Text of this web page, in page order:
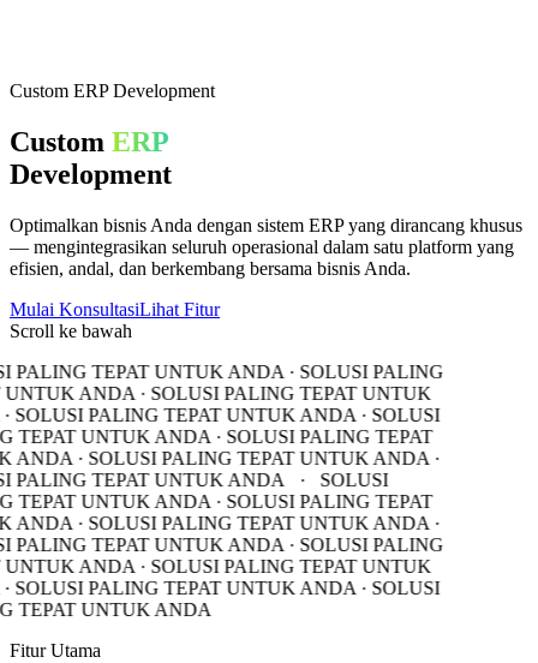
Custom ERP Development
Custom ERP
Development
Optimalkan bisnis Anda dengan sistem ERP yang dirancang khusus
— mengintegrasikan seluruh operasional dalam satu platform yang
efisien, andal, dan berkembang bersama bisnis Anda.
Mulai KonsultasiLihat Fitur
Scroll ke bawah
PALING TEPAT UNTUK ANDA · SOLUSI PALING
ANDA · SOLUSI PALING TEPAT UNTUK
SOLUSI PALING TEPAT UNTUK ANDA · SOLUSI
TEPAT UNTUK ANDA · SOLUSI PALING TEPAT
ANDA · SOLUSI PALING TEPAT UNTUK ANDA ·
PALING TEPAT UNTUK ANDA·
SOLUSI
TEPAT UNTUK ANDA · SOLUSI PALING TEPAT
ANDA · SOLUSI PALING TEPAT UNTUK ANDA ·
PALING TEPAT UNTUK ANDA · SOLUSI PALING
ANDA · SOLUSI PALING TEPAT UNTUK
SOLUSI PALING TEPAT UNTUK ANDA · SOLUSI
TEPAT UNTUK ANDA
Fitur Utama